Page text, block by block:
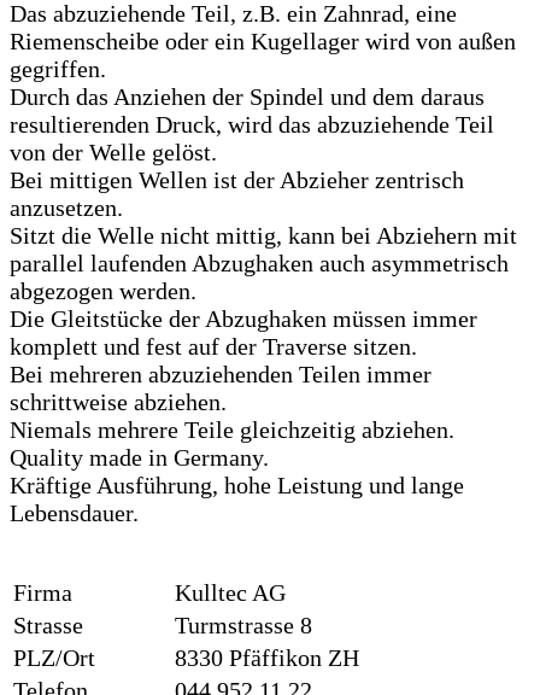
Das abzuziehende Teil, z.B. ein Zahnrad, eine
Riemenscheibe oder ein Kugellager wird von außen
gegriffen.
Durch das Anziehen der Spindel und dem daraus
resultierenden Druck, wird das abzuziehende Teil
von der Welle gelöst.
Bei mittigen Wellen ist der Abzieher zentrisch
anzusetzen.
Sitzt die Welle nicht mittig, kann bei Abziehern mit
parallel laufenden Abzughaken auch asymmetrisch
abgezogen werden.
Die Gleitstücke der Abzughaken müssen immer
komplett und fest auf der Traverse sitzen.
Bei mehreren abzuziehenden Teilen immer
schrittweise abziehen.
Niemals mehrere Teile gleichzeitig abziehen.
Quality made in Germany.
Kräftige Ausführung, hohe Leistung und lange
Lebensdauer.
Firma
Kulltec AG
Strasse
Turmstrasse 8
PLZ/Ort
8330 Pfäffikon ZH